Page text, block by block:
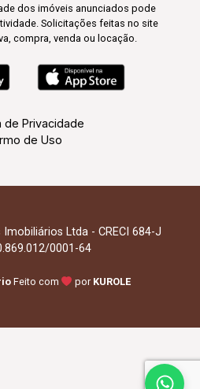
dos imóveis anunciados pode
Solicitações feitas no site
compra, venda ou locação.
de Privacidade
de Uso
Ltda - CRECI 684-J
0001-64
Feito com por KUROLE